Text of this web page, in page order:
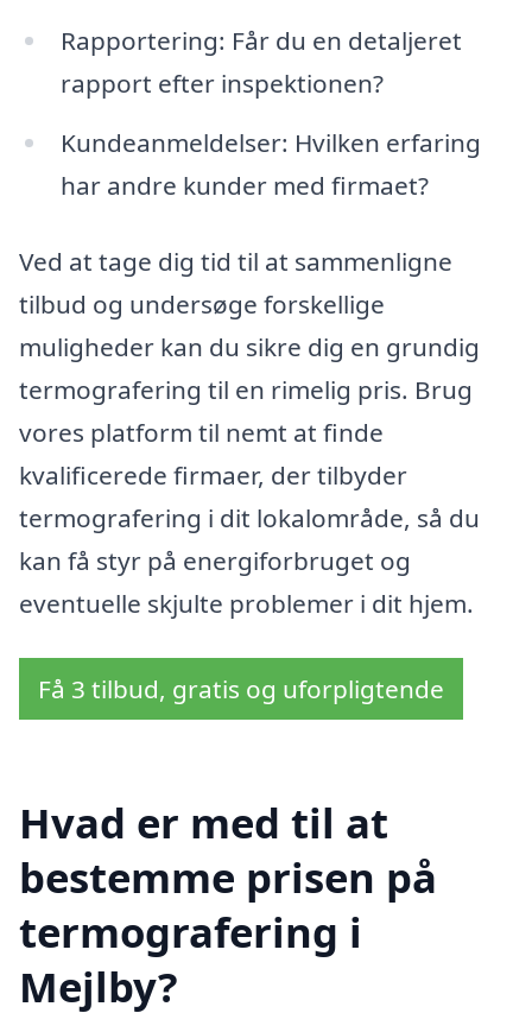
Rapportering: Får du en detaljeret
rapport efter inspektionen?
Kundeanmeldelser: Hvilken erfaring
har andre kunder med firmaet?
Ved at tage dig tid til at sammenligne
tilbud og undersøge forskellige
muligheder kan du sikre dig en grundig
termografering til en rimelig pris. Brug
vores platform til nemt at finde
kvalificerede firmaer, der tilbyder
termografering i dit lokalområde, så du
kan få styr på energiforbruget og
eventuelle skjulte problemer i dit hjem.
Få 3 tilbud, gratis og uforpligtende
Hvad er med til at
bestemme prisen på
termografering i
Mejlby?